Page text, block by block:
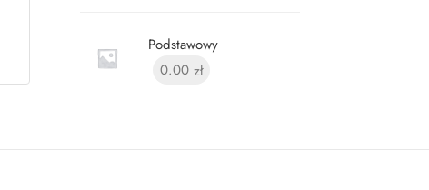
Podstawowy
0.00 zł